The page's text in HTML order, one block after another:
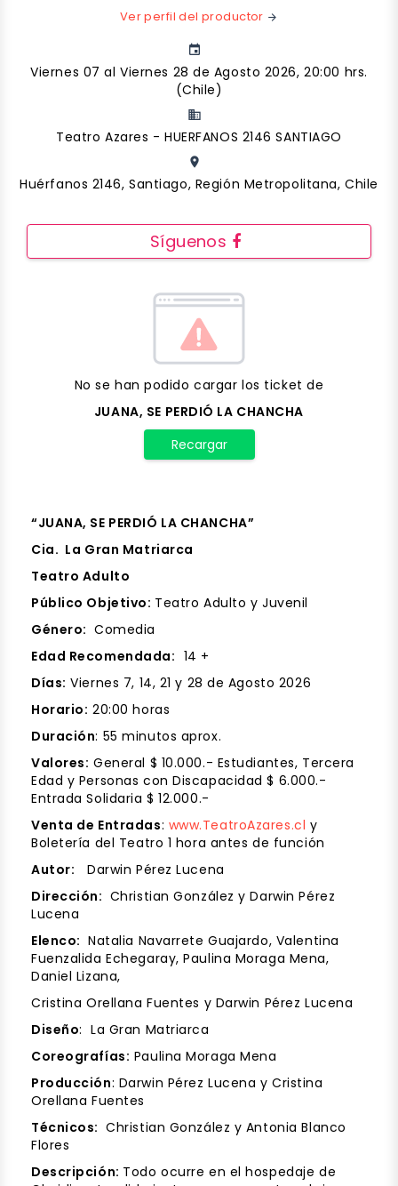
Ver perfil del productor arrow_forward
event
Viernes 07 al Viernes 28 de Agosto 2026, 20:00 hrs.
(Chile)
business
Teatro Azares - HUERFANOS 2146 SANTIAGO
place
Huérfanos 2146, Santiago, Región Metropolitana, Chile
Síguenos
No se han podido cargar los ticket de
JUANA, SE PERDIÓ LA CHANCHA
Recargar
“JUANA, SE PERDIÓ LA CHANCHA”
Cia. La Gran Matriarca
Teatro Adulto
Público Objetivo: Teatro Adulto y Juvenil
Género: Comedia
Edad Recomendada: 14 +
Días: Viernes 7, 14, 21 y 28 de Agosto 2026
Horario: 20:00 horas
Duración: 55 minutos aprox.
Valores: General $ 10.000.- Estudiantes, Tercera
Edad y Personas con Discapacidad $ 6.000.-
Entrada Solidaria $ 12.000.-
Venta de Entradas: www.TeatroAzares.cl y
Boletería del Teatro 1 hora antes de función
Autor: Darwin Pérez Lucena
Dirección: Christian González y Darwin Pérez
Lucena
Elenco: Natalia Navarrete Guajardo, Valentina
Fuenzalida Echegaray, Paulina Moraga Mena,
Daniel Lizana,
Cristina Orellana Fuentes y Darwin Pérez Lucena
Diseño: La Gran Matriarca
Coreografías: Paulina Moraga Mena
Producción: Darwin Pérez Lucena y Cristina
Orellana Fuentes
Técnicos: Christian González y Antonia Blanco
Flores
Descripción: Todo ocurre en el hospedaje de